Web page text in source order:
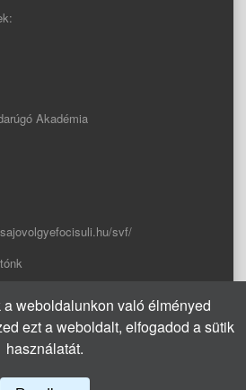
Akadémia
svf/
weboldalunkon való élményed
ezt a weboldalt, elfogadod a sütik
használatát.